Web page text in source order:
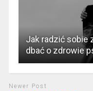
Jak radzić sobie
dbać o zdrowie
Newer Post